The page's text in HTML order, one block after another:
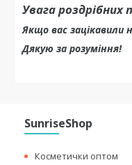
Увага роздрібних
Якщо вас зацікавили
Дякую за розуміння!
SunriseShop
Косметички оптом